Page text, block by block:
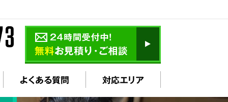
よくある質問 対応エリア